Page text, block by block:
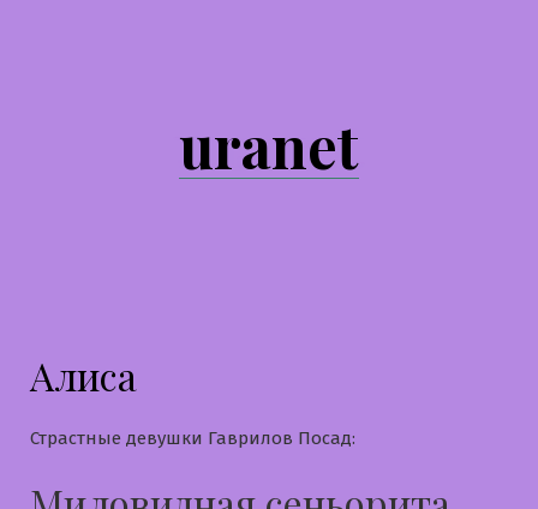
uranet
Алиса
Страстные девушки Гаврилов Посад: